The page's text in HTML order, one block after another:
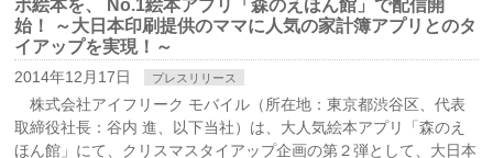
ボ絵本を、 No.1絵本アプリ「森のえほん館」で配信開
始！ ～大日本印刷提供のママに人気の家計簿アプリとのタ
イアップを実現！～
2014年12月17日 プレスリリース
株式会社アイフリーク モバイル（所在地：東京都渋谷区、代表
取締役社長：谷内 進、以下当社）は、大人気絵本アプリ「森のえ
ほん館」にて、クリスマスタイアップ企画の第２弾として、大日本